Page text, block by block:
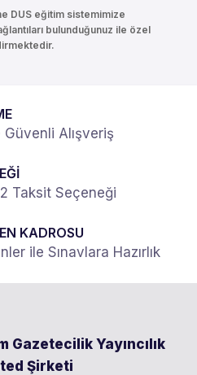
DUS eğitim sistemimize
bulunduğunuz ile özel
Alışveriş
Taksit Seçeneği
KADROSU
ile Sınavlara Hazırlık
Gazetecilik Yayıncılık
Şirketi